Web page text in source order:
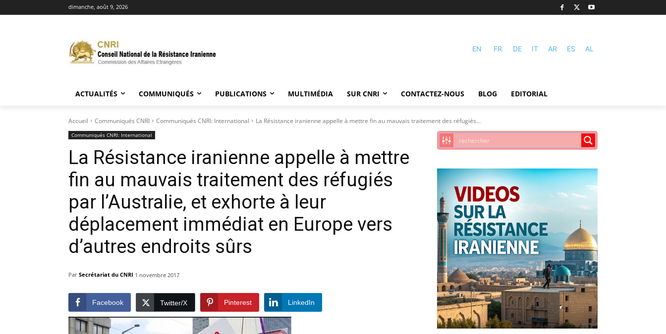
dimanche, août 9, 2026
EN FR DE IT AR ES AL
ACTUALITÉS COMMUNIQUÉS PUBLICATIONS MULTIMÉDIA SUR CNRI CONTACTEZ-NOUS BLOG EDITORIAL
Accueil Communiqués CNRI Communiqués CNRI: International La Résistance iranienne appelle à mettre fin au mauvais traitement des réfugiés...
Communiqués CNRI: International
La Résistance iranienne appelle à mettre
fin au mauvais traitement des réfugiés
par l’Australie, et exhorte à leur
déplacement immédiat en Europe vers
d’autres endroits sûrs
Par Secrétariat du CNRI 1 novembre 2017
Facebook Twitter/X Pinterest LinkedIn